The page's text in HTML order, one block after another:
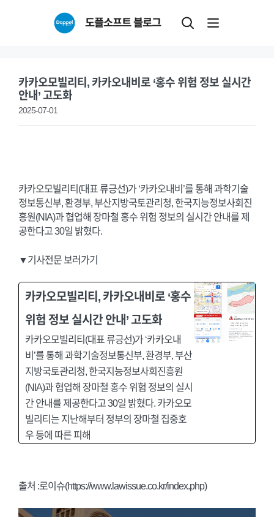
도플소프트 블로그
카카오모빌리티, 카카오내비로 ‘홍수 위험 정보 실시간
안내’ 고도화
2025-07-01
카카오모빌리티(대표 류긍선)가 ‘카카오내비’를 통해 과학기술
정보통신부, 환경부, 부산지방국토관리청, 한국지능정보사회진
흥원(NIA)과 협업해 장마철 홍수 위험 정보의 실시간 안내를 제
공한다고 30일 밝혔다.
▼기사전문 보러가기
카카오모빌리티, 카카오내비로 ‘홍수
위험 정보 실시간 안내’ 고도화
카카오모빌리티(대표 류긍선)가 ‘카카오내
비’를 통해 과학기술정보통신부, 환경부, 부산
지방국토관리청, 한국지능정보사회진흥원
(NIA)과 협업해 장마철 홍수 위험 정보의 실시
간 안내를 제공한다고 30일 밝혔다. 카카오모
빌리티는 지난해부터 정부의 장마철 집중호
우 등에 따른 피해
출처 :로이슈(https://www.lawissue.co.kr/index.php)